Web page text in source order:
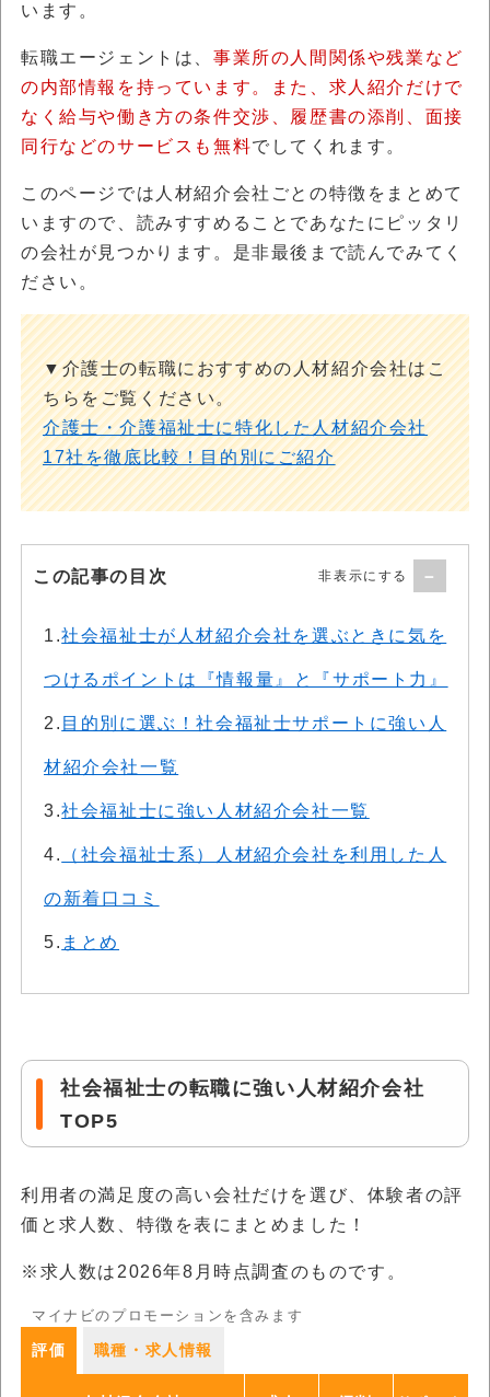
います。
転職エージェントは、 事業所の人間関係や残業など
の内部情報を持っています。また、求人紹介だけで
なく給与や働き方の条件交渉、履歴書の添削、面接
同行などのサービスも無料でしてくれます。
このページでは人材紹介会社ごとの特徴をまとめて
いますので、読みすすめることであなたにピッタリ
の会社が見つかります。是非最後まで読んでみてく
ださい。
▼介護士の転職におすすめの人材紹介会社はこ
ちらをご覧ください。
介護士・介護福祉士に特化した人材紹介会社
17社を徹底比較！目的別にご紹介
この記事の目次
1.社会福祉士が人材紹介会社を選ぶときに気を
つけるポイントは『情報量』と『サポート力』
2. 目的別に選ぶ！社会福祉士サポートに強い人
材紹介会社一覧
3.社会福祉士に強い人材紹介会社一覧
4. （社会福祉士系）人材紹介会社を利用した人
の新着口コミ
5. まとめ
社会福祉士の転職に強い人材紹介会社
TOP5
利用者の満足度の高い会社だけを選び、体験者の評
価と求人数、特徴を表にまとめました！
※求人数は 2026年8月 時点調査のものです。
マイナビのプロモーションを含みます
評価 職種・求人情報